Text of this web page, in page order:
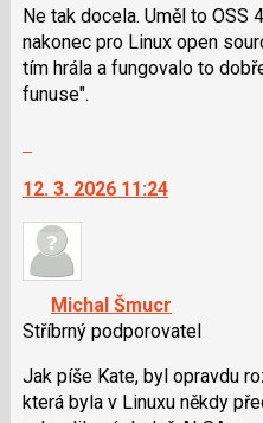
názor
použít
i
klávesy
N
P
pro
předchozí
nový
názor
Ne tak docela. Uměl to OSS
nakonec pro Linux open
tím hrála a fungovalo to
funuse".
další
nový
názor.
navigaci
lze
použít
i
klávesy
12. 3. 2026 11:24
Michal Šmucr
Stříbrný podporovatel
Jak píše Kate, byl opravdu
která byla v Linuxu někdy